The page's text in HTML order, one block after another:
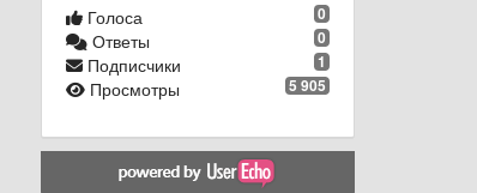
0
Голоса
0
Ответы
1
Подписчики
5 905
Просмотры